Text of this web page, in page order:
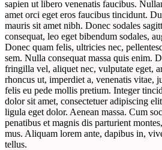
sapien ut libero venenatis faucibus.
amet orci eget eros faucibus tincidunt.
mauris sit amet nibh. Donec sodales
consequat, leo eget bibendum sodales,
Donec quam felis, ultricies nec,
sem. Nulla consequat massa quis enim.
fringilla vel, aliquet nec, vulputate eget,
rhoncus ut, imperdiet a, venenatis vitae,
felis eu pede mollis pretium. Integer
dolor sit amet, consectetuer adipiscing
ligula eget dolor. Aenean massa. Cum
penatibus et magnis dis parturient
mus. Aliquam lorem ante, dapibus in,
tellus.